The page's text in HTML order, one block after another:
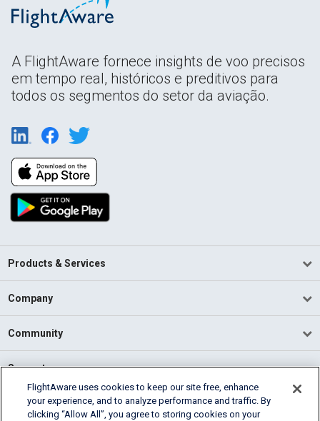
A FlightAware fornece insights de voo precisos
em tempo real, históricos e preditivos para
todos os segmentos do setor da aviação.
Products & Services
Company
Community
Support
English (USA)
2026 FlightAware
FlightAware uses cookies to keep our site free, enhance
your experience, and to analyze performance and traffic. By
clicking “Allow All”, you agree to storing cookies on your